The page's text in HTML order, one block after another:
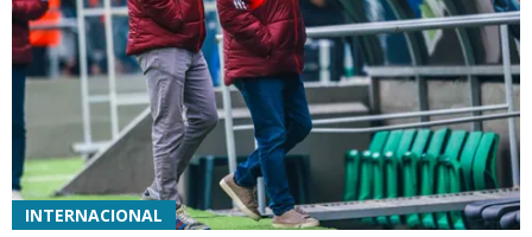
INTERNACIONAL